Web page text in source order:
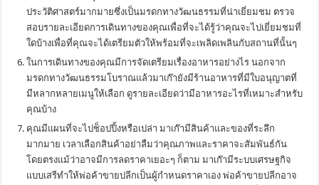
ประวัติศาสตร์มากมายซึ่งเป็นมรดกทางวัฒนธรรมที่น่าเยี่ยมชม ตรวจ
สอบรายละเอียดการเดินทางของคุณเพื่อที่จะได้รู้ว่าคุณจะไปเยี่ยมชมที่
ใดบ้างเพื่อที่คุณจะได้เตรียมตัวให้พร้อมที่จะเพลิดเพลินกับสถานที่นั้นๆ
ในการเดินทางของคุณมีการจัดเตรียมเรื่องอาหารอย่างไร นอกจาก
มรดกทางวัฒนธรรมโบราณแล้วมาเก๊ายังมีร้านอาหารที่มีใบอนุญาตที่
มีหลากหลายเมนูให้เลือก ดูรายละเอียดว่ามีอาหารอะไรที่เหมาะสำหรับ
คุณบ้าง
คุณมีแผนที่จะไปช็อปปิ้งหรือเปล่า มาเก๊ามีสินค้าและของที่ระลึก
มากมาย เวลาเลือกสินค้าอย่าลืมว่าคุณภาพและราคาจะสัมพันธ์กัน
โดยตรงแม้ว่าอาจมีการลดราคาเยอะๆ ก็ตาม มาเก๊ามีระบบเศรษฐกิจ
แบบเสรีทำให้พ่อค้าขายปลีกเป็นผู้กำหนดราคาเอง พ่อค้าขายปลีกอาจ